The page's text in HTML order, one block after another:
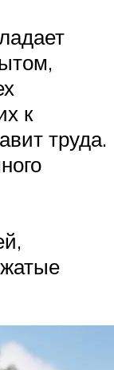
к
труда.